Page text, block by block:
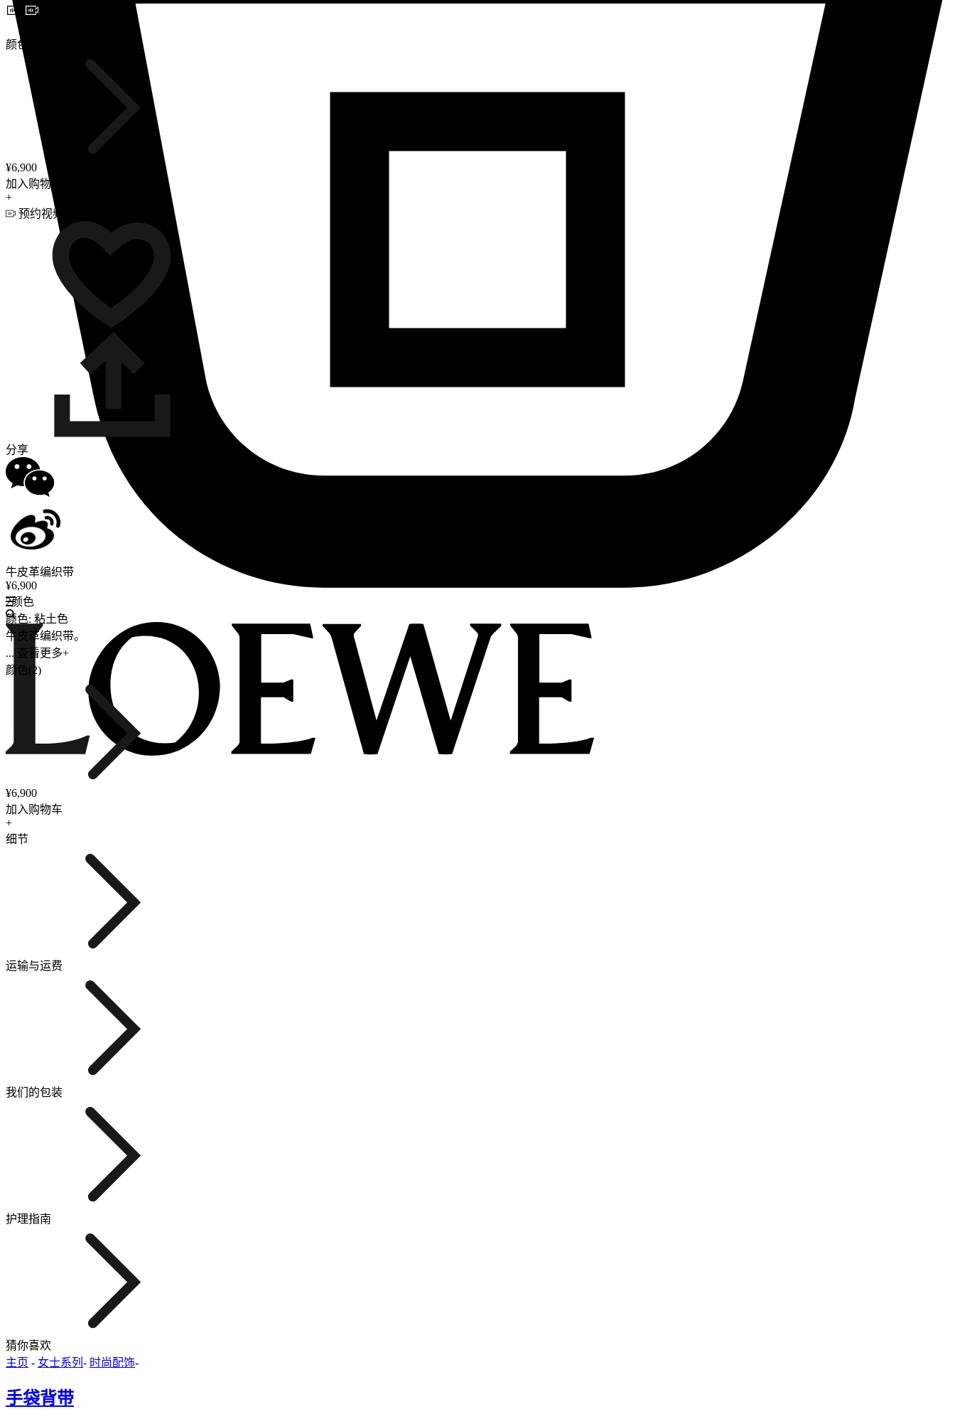
颜色(2)
¥6,900
加入购物车
+
预约视频咨询
分享
牛皮革编织带
¥6,900
2颜色
颜色: 粘土色
牛皮革编织带。
... 查看更多+
颜色(2)
¥6,900
加入购物车
+
细节
运输与运费
我们的包装
护理指南
猜你喜欢
主页 - 女士系列 - 时尚配饰-
手袋背带